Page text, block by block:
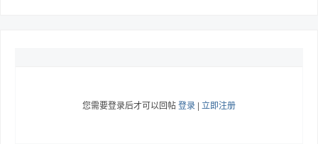
您需要登录后才可以回帖登录 | 立即注册